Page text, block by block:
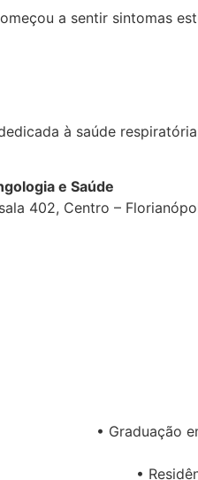
a sentir sintomas
à saúde
e Saúde
402, Centro –
• Graduação
•